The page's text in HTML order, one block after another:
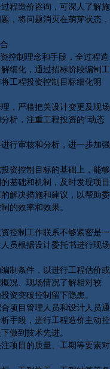
程造价咨询，可深人了解施
，将问题消灭在萌芽状态，
控制理念和手段，全过程造
细化，通过招标阶段编制工
工程投资控制目标细化明
，严格把关设计变更及现场
析，注重工程投资的“动态
行审核和分析，进一步加强
资控制目标的基础上，能够
基础和机制，及时发现项目
解决措施和建议，以帮助委
的效率和效果。
控制工作联系不够紧密是一
员根据设计委托书进行现场
制条件，以进行工程估价或
况、现场情况了解相对较
资突破控制留下隐患。
项目管理人员和设计人员通
手段，进行工程造价主动控
做到技术先进。
项目的质量、工期等要素对